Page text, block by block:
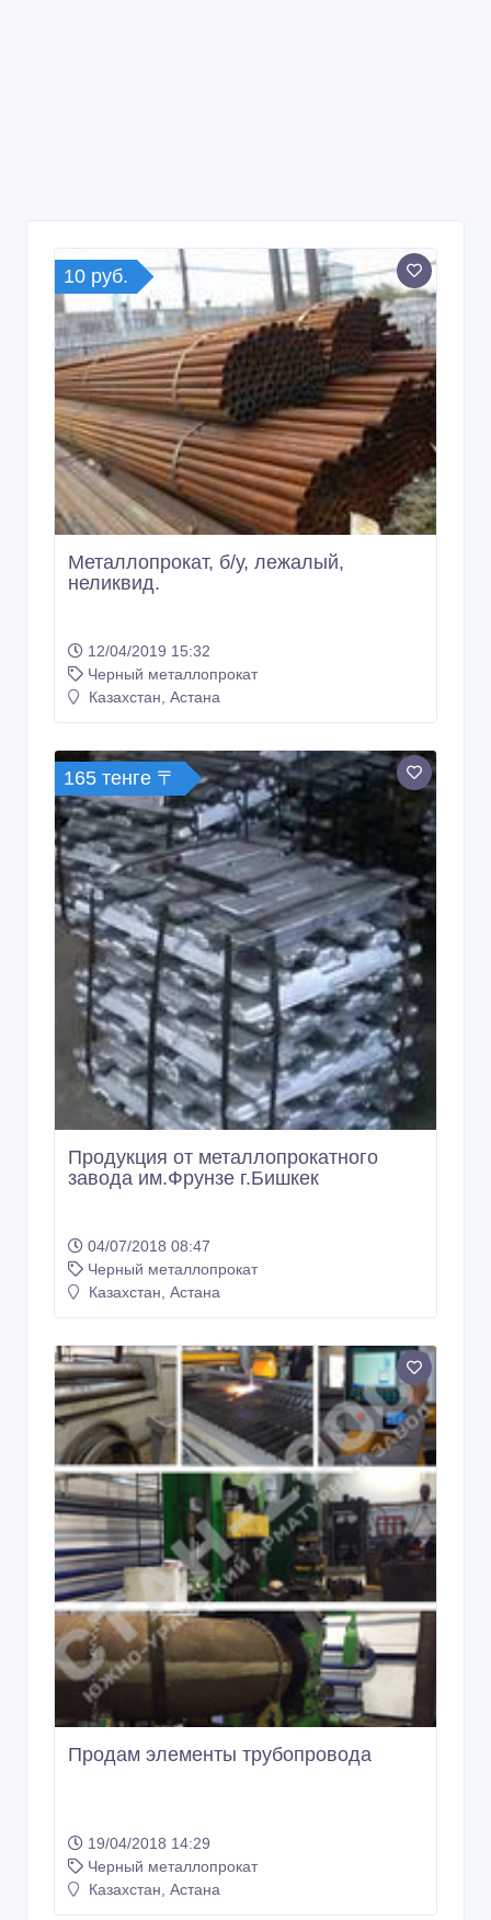
10 руб.
Металлопрокат, б/у, лежалый,
неликвид.
12/04/2019 15:32
Черный металлопрокат
Казахстан, Астана
165 тенге 〒
Продукция от металлопрокатного
завода им.Фрунзе г.Бишкек
04/07/2018 08:47
Черный металлопрокат
Казахстан, Астана
Продам элементы трубопровода
19/04/2018 14:29
Черный металлопрокат
Казахстан, Астана